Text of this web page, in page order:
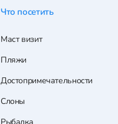
Что посетить
Маст визит
Пляжи
Достопримечательности
Слоны